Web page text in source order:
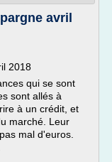
avril
2018
qui se sont
sont allés à
à un crédit, et
marché. Leur
mal d'euros.